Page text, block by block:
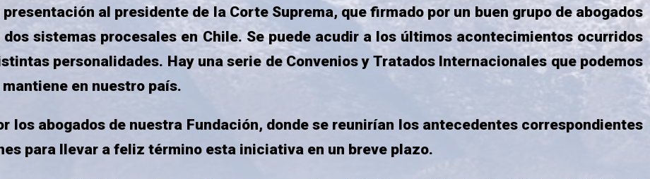
al presidente de la Corte Suprema, que firmado por un buen grupo de abogados
sistemas procesales en Chile. Se puede acudir a los últimos acontecimientos ocurridos
personalidades. Hay una serie de Convenios y Tratados Internacionales que podemos
en nuestro país.
de nuestra Fundación, donde se reunirían los antecedentes correspondientes
para llevar a feliz término esta iniciativa en un breve plazo.